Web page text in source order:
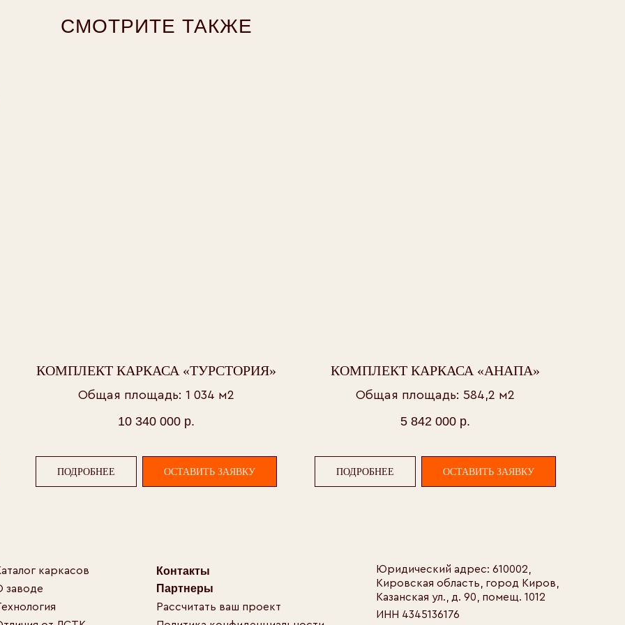
СМОТРИТЕ ТАКЖЕ
КОМПЛЕКТ КАРКАСА «ТУРСТОРИЯ»
Общая площадь: 1 034 м2
10 340 000 р.
ПОДРОБНЕЕ ОСТАВИТЬ ЗАЯВКУ
‎КОМПЛЕКТ КАРКАСА «АНАПА»
Общая площадь: 584,2 м2
5 842 000 р.
ПОДРОБНЕЕ ОСТАВИТЬ ЗАЯВКУ
Рассчитать ваш проект
Политика использования файлов cookie
Политика конфиденциальности
Стоимость готовых комплектов каркасов не является
публичной офертой. Условия оплаты, комплектность
Казанская ул., д. 90, помещ. 1012
КПП 434501001